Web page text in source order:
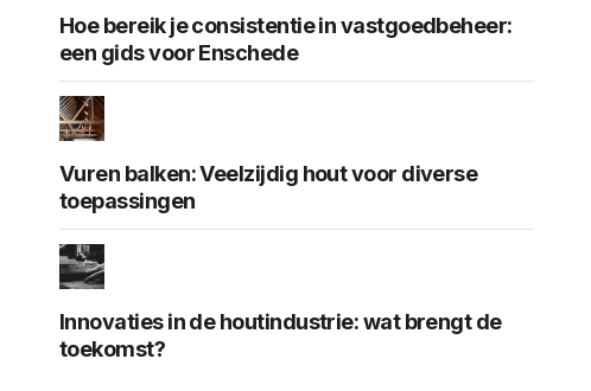
Hoe bereik je consistentie in vastgoedbeheer:
een gids voor Enschede
Vuren balken: Veelzijdig hout voor diverse
toepassingen
Innovaties in de houtindustrie: wat brengt de
toekomst?